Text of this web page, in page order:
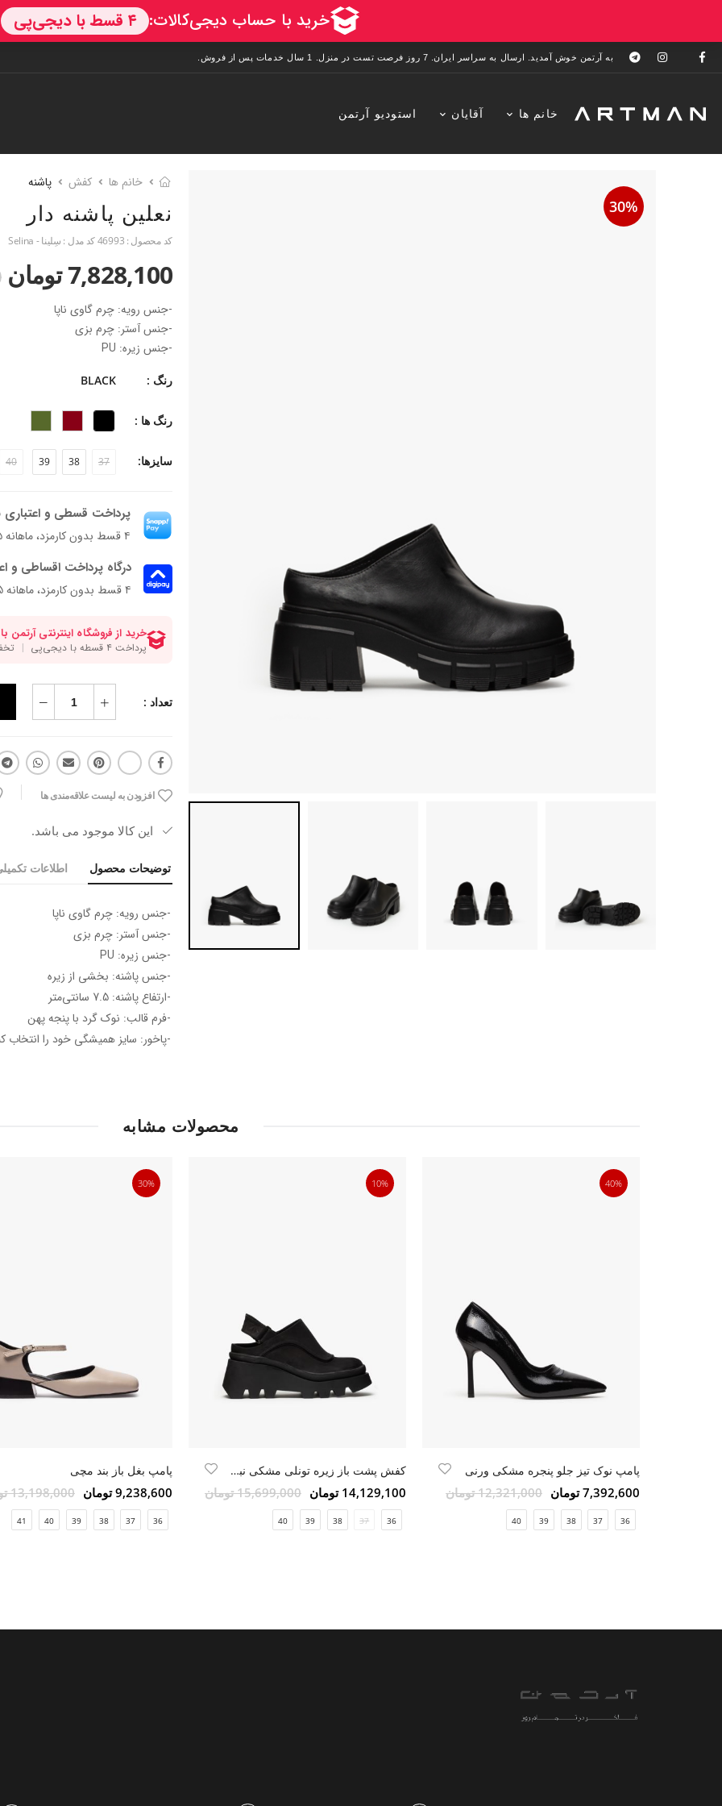
به آرتمن خوش آمدید. ارسال به سراسر ایران. 7 روز فرصت تست در منزل. 1 سال خدمات پس از فروش.
خانم ها آقایان استودیو آرتمن
30%
خانم ها کفش پاشنه
نعلین پاشنه دار
کد محصول : 46993کد مدل : سِلینا - Selina
7,828,100 تومان
-جنس رویه: چرم گاوی ناپا
-جنس آستر: چرم بزی
-جنس زیره: PU
-ارتفاع پاشنه: 7.5 سانتی‌متر
-فرم قالب: نوک گرد با پنجه پهن
-پاخور: سایز همیشگی خود را انتخاب
رنگ : BLACK
رنگ ها :
سایزها: 37
38
39
40
پرداخت قسطی و اعتباری
۴ قسط بدون کارمزد، ماهانه ۱٬۹۵۷٬۰۲۵ تومان
درگاه پرداخت اقساطی و
۴ قسط بدون کارمزد، ماهانه 1,957,025 تومان
تعداد :
افزودن به لیست علاقه‌مندی ها
این کالا موجود می باشد.
توضیحات محصول اطلاعات
-جنس رویه: چرم گاوی ناپا
-جنس آستر: چرم بزی
-جنس زیره: PU
-جنس پاشنه: بخشی از زیره
-ارتفاع پاشنه: 7.5 سانتی‌متر
-فرم قالب: نوک گرد با پنجه پهن
-پاخور: سایز همیشگی خود را انتخاب
محصولات مشابه
40%
پامپ نوک تیز جلو پنجره مشکی ورنی
7,392,600 تومان 12,321,000 تومان
36
37
38
39
40
10%
کفش پشت باز زیره تونلی مشکی نبوک
14,129,100 تومان 15,699,000 تومان
36
37
38
39
40
30%
پامپ بغل باز بند مچی
9,238,600 تومان 13,198,000 تومان
36
37
38
39
40
41